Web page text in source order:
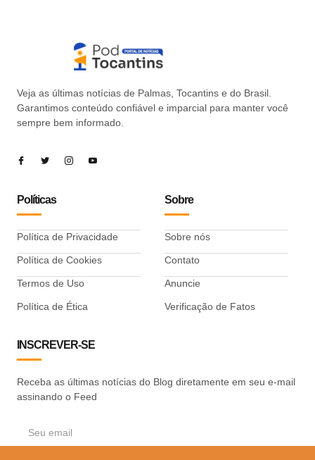
Veja as últimas notícias de Palmas, Tocantins e do Brasil.
Garantimos conteúdo confiável e imparcial para manter você
sempre bem informado.
Políticas
Política de Privacidade
Política de Cookies
Termos de Uso
Política de Ética
Sobre
Sobre nós
Contato
Anuncie
Verificação de Fatos
INSCREVER-SE
Receba as últimas notícias do Blog diretamente em seu e-mail
assinando o Feed